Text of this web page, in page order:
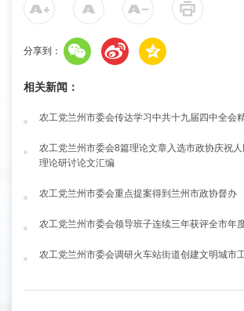
分享到：
相关新闻：
农工党兰州市委会传达学习中共十九届四中全会
农工党兰州市委会8篇理论文章入选市政协庆祝
理论研讨论文汇编
农工党兰州市委会重点提案得到兰州市政协督办
农工党兰州市委会领导班子连续三年获评全市年
农工党兰州市委会调研火车站街道创建文明城市